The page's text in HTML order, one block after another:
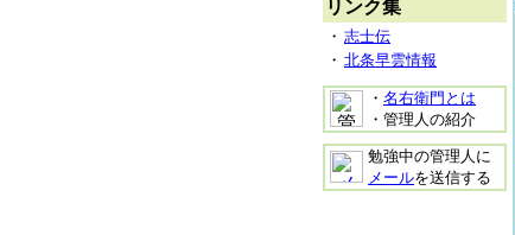
リンク集
・ 志士伝
・ 北条早雲情報
・ 名右衛門とは
・管理人の紹介
勉強中の管理人に
メールを送信する